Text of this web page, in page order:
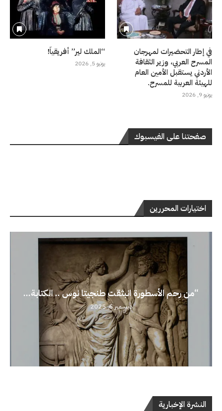
في إطار التحضيرات لمهرجان
المسرح العربي، وزير الثقافة
الأردني يستقبل الأمين العام
للهيئة العربية للمسرح.
يونيو 9, 2026
“الملك لير” أفريقياً!
يونيو 5, 2026
صفحتنا على الفيسبوك
اختيارات المحررين
“من رحم الأسطورة انبثقت طنجيتا نوس .. الكتابة...
ديسمبر 6, 2025
النشرة الإخبارية